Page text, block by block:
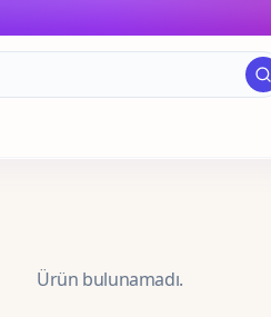
Ürün bulunamadı.